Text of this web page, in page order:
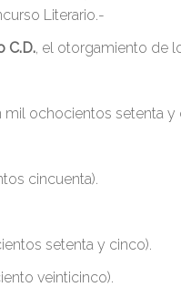
Literario.-
C.D., el otorgamiento de
mil ochocientos setenta y
cincuenta).
setenta y cinco).
veinticinco).